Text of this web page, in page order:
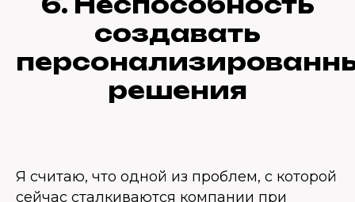
создавать
решения
Я считаю, что одной из проблем, с которой
сейчас сталкиваются компании при